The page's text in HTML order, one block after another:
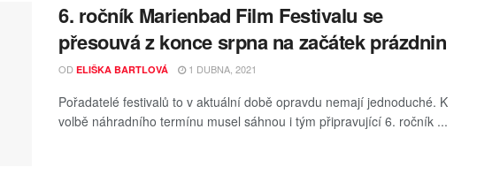
6. ročník Marienbad Film Festivalu se
přesouvá z konce srpna na začátek prázdnin
OD ELIŠKA BARTLOVÁ 1 DUBNA, 2021
Pořadatelé festivalů to v aktuální době opravdu nemají jednoduché. K
volbě náhradního termínu musel sáhnou i tým připravující 6. ročník ...